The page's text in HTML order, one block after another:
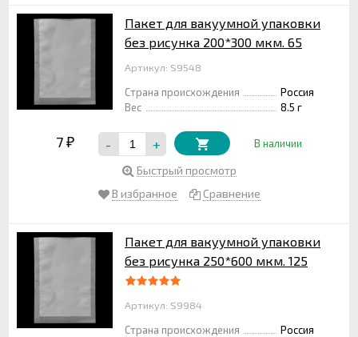
Пакет для вакуумной упаковки
без рисунка 200*300 мкм. 65
Артикул: S9548
Страна происхождения
Россия
Вес
8.5 г
7 ₽ - + В наличии
Быстрый просмотр
В избранное
Сравнение
Пакет для вакуумной упаковки
без рисунка 250*600 мкм. 125
Артикул: S9984
Страна происхождения
Россия